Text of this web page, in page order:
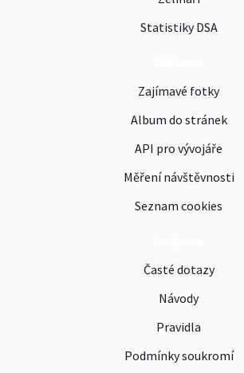
Statistiky DSA
Zajímavé fotky
Album do stránek
API pro vývojáře
Měření návštěvnosti
Seznam cookies
Časté dotazy
Návody
Pravidla
Podmínky soukromí